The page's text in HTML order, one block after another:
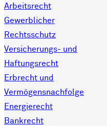
Arbeitsrecht
Gewerblicher
Rechtsschutz
Versicherungs- und
Haftungsrecht
Erbrecht und
Vermögensnachfolge
Energierecht
Bankrecht